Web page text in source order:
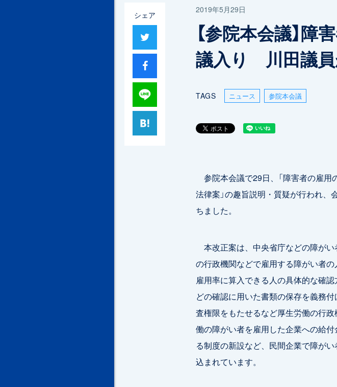
シェア
2019年5月29日
【参院本会議】障
議入り 川田議
TAGS ニュース 参院本会議
参院本会議で29日、「障害者の雇
法律案」の趣旨説明・質疑が行われ
ちました。
本改正案は、中央省庁などの障が
の行政機関などで雇用する障がい者
雇用率に算入できる人の具体的な確
どの確認に用いた書類の保存を義務
査権限をもたせるなど厚生労働の行
働の障がい者を雇用した企業への給
る制度の新設など、民間企業で障が
込まれています。